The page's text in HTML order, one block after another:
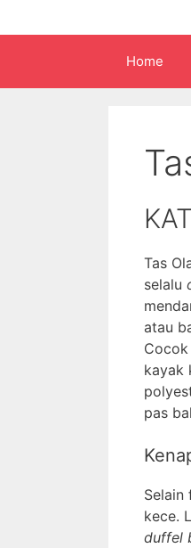
Home
Tas
selalu
atau
kayak
pas
Selain
kece.
duffel